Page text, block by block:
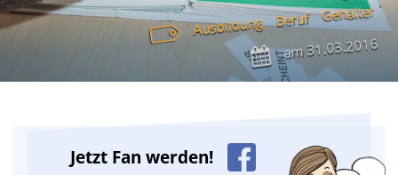
Ausbildung Beruf Gehälter
am31.03.2016
Jetzt Fan werden!